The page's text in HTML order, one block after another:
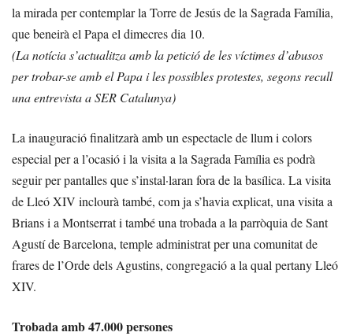
la mirada per contemplar la Torre de Jesús de la Sagrada Família,
que beneirà el Papa el dimecres dia 10.
(La notícia s’actualitza amb la petició de les víctimes d’abusos
per trobar-se amb el Papa i les possibles protestes, segons recull
una entrevista a SER Catalunya)
La inauguració finalitzarà amb un espectacle de llum i colors
especial per a l’ocasió i la visita a la Sagrada Família es podrà
seguir per pantalles que s’instal·laran fora de la basílica. La visita
de Lleó XIV inclourà també, com ja s’havia explicat, una visita a
Brians i a Montserrat i també una trobada a la parròquia de Sant
Agustí de Barcelona, temple administrat per una comunitat de
frares de l’Orde dels Agustins, congregació a la qual pertany Lleó
XIV.
Trobada amb 47.000 persones